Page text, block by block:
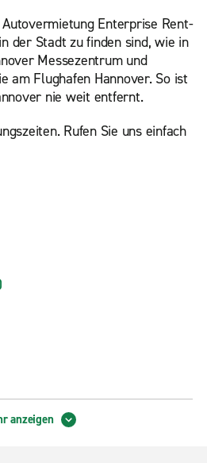
Enterprise Rent-
der Stadt zu finden sind, wie in
Messezentrum und
am Flughafen Hannover. So ist
nie weit entfernt.
Rufen Sie uns einfach
anzeigen